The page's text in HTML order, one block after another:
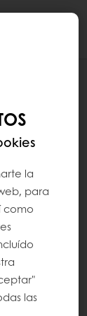
la
para
como
las